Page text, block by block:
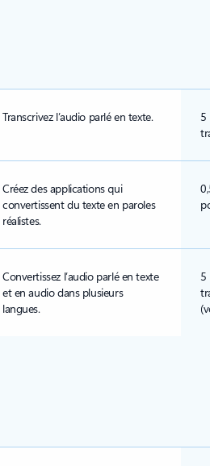
Transcrivez l’audio parlé en texte.
5
Créez des applications qui
convertissent du texte en paroles
réalistes.
Convertissez l’audio parlé en texte
et en audio dans plusieurs
langues.
5